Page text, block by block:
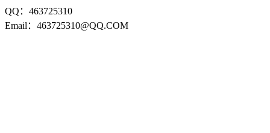
QQ：463725310
Email：463725310@QQ.COM